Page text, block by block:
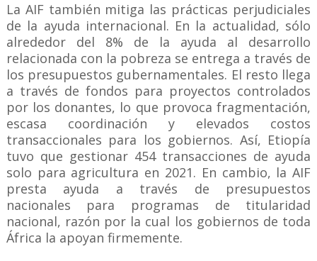
La AIF también mitiga las prácticas perjudiciales
de la ayuda internacional. En la actualidad, sólo
alrededor del 8% de la ayuda al desarrollo
relacionada con la pobreza se entrega a través de
los presupuestos gubernamentales. El resto llega
a través de fondos para proyectos controlados
por los donantes, lo que provoca fragmentación,
escasa coordinación y elevados costos
transaccionales para los gobiernos. Así, Etiopía
tuvo que gestionar 454 transacciones de ayuda
solo para agricultura en 2021. En cambio, la AIF
presta ayuda a través de presupuestos
nacionales para programas de titularidad
nacional, razón por la cual los gobiernos de toda
África la apoyan firmemente.